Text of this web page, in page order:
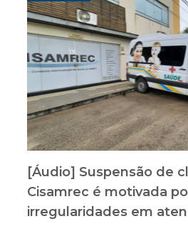
[Áudio] Suspensão de
Cisamrec é motivada
irregularidades em